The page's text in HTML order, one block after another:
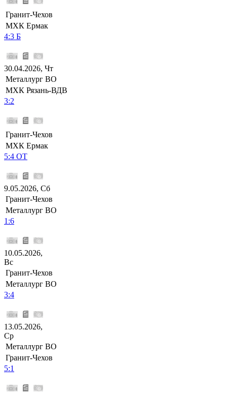
Гранит-Чехов
МХК Ермак
4:3 Б
30.04.2026, Чт
Металлург ВО
МХК Рязань-ВДВ
3:2
Гранит-Чехов
МХК Ермак
5:4 ОТ
9.05.2026, Сб
Гранит-Чехов
Металлург ВО
1:6
10.05.2026,
Вс
Гранит-Чехов
Металлург ВО
3:4
13.05.2026,
Ср
Металлург ВО
Гранит-Чехов
5:1